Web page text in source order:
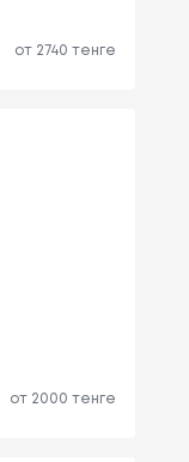
от 2740 тенге
от 2000 тенге